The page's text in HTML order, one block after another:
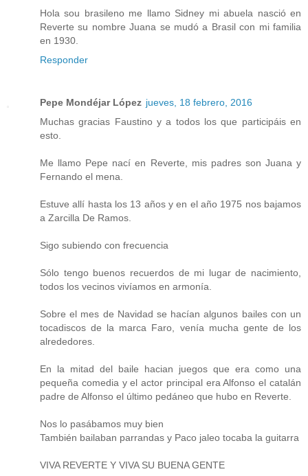
Hola sou brasileno me llamo Sidney mi abuela nasció en
Reverte su nombre Juana se mudó a Brasil con mi familia
en 1930.
Responder
Pepe Mondéjar López jueves, 18 febrero, 2016
Muchas gracias Faustino y a todos los que participáis en
esto.
Me llamo Pepe nací en Reverte, mis padres son Juana y
Fernando el mena.
Estuve allí hasta los 13 años y en el año 1975 nos bajamos
a Zarcilla De Ramos.
Sigo subiendo con frecuencia
Sólo tengo buenos recuerdos de mi lugar de nacimiento,
todos los vecinos vivíamos en armonía.
Sobre el mes de Navidad se hacían algunos bailes con un
tocadiscos de la marca Faro, venía mucha gente de los
alrededores.
En la mitad del baile hacian juegos que era como una
pequeña comedia y el actor principal era Alfonso el catalán
padre de Alfonso el último pedáneo que hubo en Reverte.
Nos lo pasábamos muy bien
También bailaban parrandas y Paco jaleo tocaba la guitarra
VIVA REVERTE Y VIVA SU BUENA GENTE